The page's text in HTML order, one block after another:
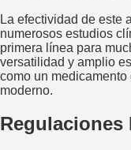
La efectividad de este
numerosos estudios
primera línea para
versatilidad y amplio
como un
moderno.
Regulaciones